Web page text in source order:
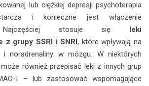
lub ciężkiej depresji psychoterapia
i konieczne jest włączenie
Najczęściej stosuje się leki
z grupy SSRI i SNRI, które wpływają na
noradrenaliny w mózgu. W niektórych
również przepisać leki z innych grup
I – lub zastosować wspomagające